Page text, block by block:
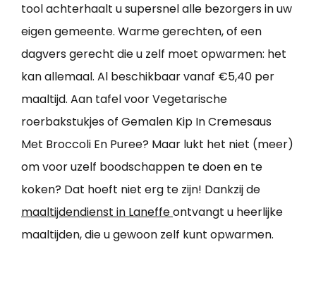
tool achterhaalt u supersnel alle bezorgers in uw
eigen gemeente. Warme gerechten, of een
dagvers gerecht die u zelf moet opwarmen: het
kan allemaal. Al beschikbaar vanaf €5,40 per
maaltijd. Aan tafel voor Vegetarische
roerbakstukjes of Gemalen Kip In Cremesaus
Met Broccoli En Puree? Maar lukt het niet (meer)
om voor uzelf boodschappen te doen en te
koken? Dat hoeft niet erg te zijn! Dankzij de
maaltijdendienst in Laneffeontvangt u heerlijke
maaltijden, die u gewoon zelf kunt opwarmen.